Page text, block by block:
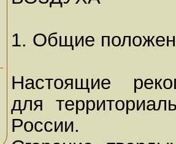
1. Общие
Настоящие
для
России.